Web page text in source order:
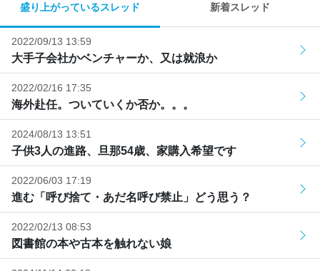
盛り上がっているスレッド 新着スレッド
2022/09/13 13:59
大手子会社かベンチャーか、又は就浪か
2022/02/16 17:35
海外赴任。ついていくか否か。。。
2024/08/13 13:51
子供3人の進路、旦那54歳、家購入希望です
2022/06/03 17:19
進む「呼び捨て・あだ名呼び禁止」どう思う？
2022/02/13 08:53
図書館の本や古本を触れない娘